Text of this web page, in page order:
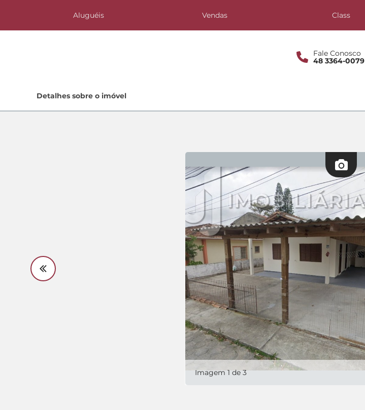
Aluguéis Vendas Class
Fale Conosco
48 3364-0079
Lançamentos
Detalhes sobre o imóvel
Imagem 1 de 3